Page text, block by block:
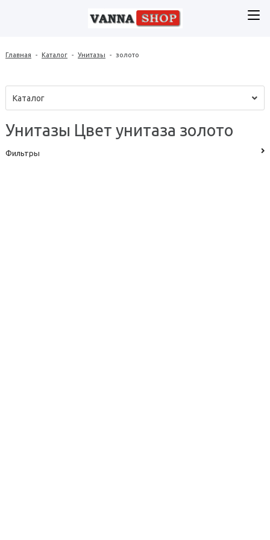
Главная - Каталог - Унитазы - золото
Каталог
Унитазы Цвет унитаза золото
Фильтры